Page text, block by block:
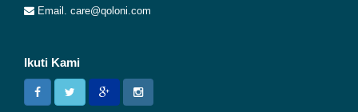
Email. care@qoloni.com
Ikuti Kami